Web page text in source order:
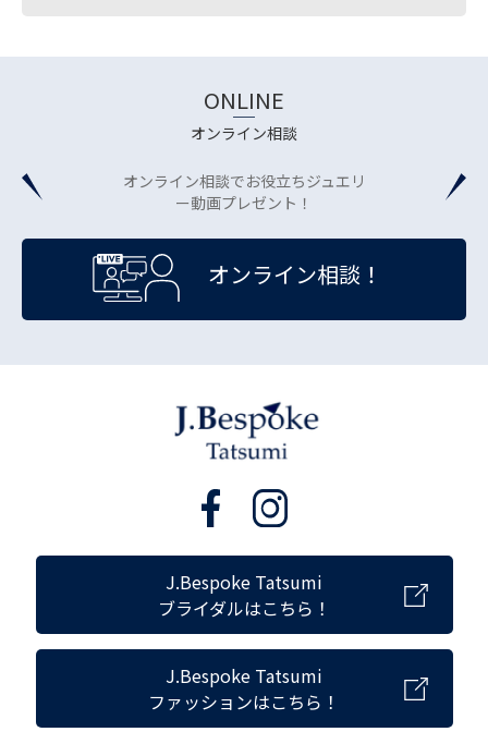
ONLINE
オンライン相談
オンライン相談でお役立ちジュエリ
ー動画プレゼント！
オンライン相談！
J.Bespoke Tatsumi
ブライダルはこちら！
J.Bespoke Tatsumi
ファッションはこちら！